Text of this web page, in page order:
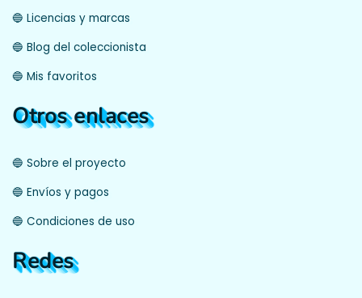
🔵 Licencias y marcas
🔵 Blog del coleccionista
🔵 Mis favoritos
Otros enlaces
🔵 Sobre el proyecto
🔵 Envíos y pagos
🔵 Condiciones de uso
Redes